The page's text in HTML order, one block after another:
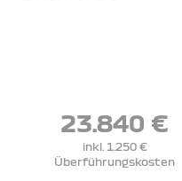
23.840 €
inkl. 1.250 €
Überführungskosten